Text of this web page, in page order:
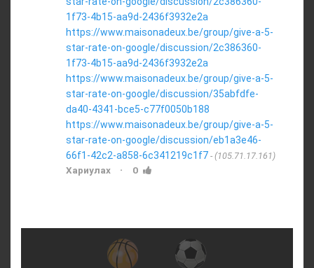
1f73-4b15-aa9d-2436f3932e2a
https://www.maisonadeux.be/group/give-a-5-
star-rate-on-google/discussion/2c386360-
1f73-4b15-aa9d-2436f3932e2a
https://www.maisonadeux.be/group/give-a-5-
star-rate-on-google/discussion/35abfdfe-
da40-4341-bce5-c77f0050b188
https://www.maisonadeux.be/group/give-a-5-
star-rate-on-google/discussion/eb1a3e46-
66f1-42c2-a858-6c341219c1f7
(105.71.17.161)
Хариулах · 0